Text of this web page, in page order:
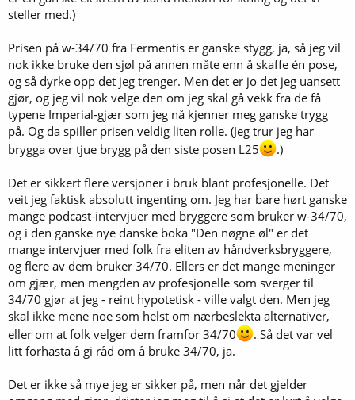
steller med.)
Prisen på w-34/70 fra Fermentis er ganske stygg, ja, så jeg vil
nok ikke bruke den sjøl på annen måte enn å skaffe én pose,
og så dyrke opp det jeg trenger. Men det er jo det jeg uansett
gjør, og jeg vil nok velge den om jeg skal gå vekk fra de få
typene Imperial-gjær som jeg nå kjenner meg ganske trygg
på. Og da spiller prisen veldig liten rolle. (Jeg trur jeg har
brygga over tjue brygg på den siste posen L25
.)
Det er sikkert flere versjoner i bruk blant profesjonelle. Det
veit jeg faktisk absolutt ingenting om. Jeg har bare hørt ganske
mange podcast-intervjuer med bryggere som bruker w-34/70,
og i den ganske nye danske boka "Den nøgne øl" er det
mange intervjuer med folk fra eliten av håndverksbryggere,
og flere av dem bruker 34/70. Ellers er det mange meninger
om gjær, men mengden av profesjonelle som sverger til
34/70 gjør at jeg - reint hypotetisk - ville valgt den. Men jeg
skal ikke mene noe som helst om nærbeslekta alternativer,
eller om at folk velger dem framfor 34/70
. Så det var vel
litt forhasta å gi råd om å bruke 34/70, ja.
Det er ikke så mye jeg er sikker på, men når det gjelder